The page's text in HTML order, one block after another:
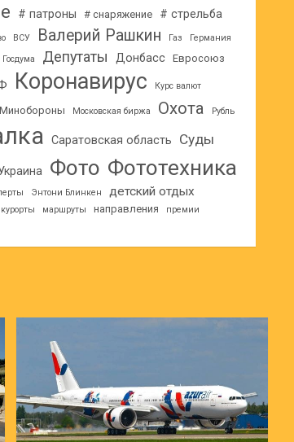
# патроны # снаряжение # стрельба
ВСУ Валерий Рашкин Газ
Германия
Госдума Депутаты Донбасс Евросоюз
Коронавирус Курс валют
Минобороны Московская биржа Охота Рубль
Саратовская область Суды
Фото Фототехника
Энтони Блинкен детский отдых
курорты маршруты направления
премии